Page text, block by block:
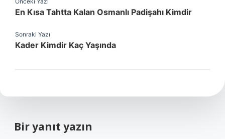
En Kısa Tahtta Kalan Osmanlı Padişahı Kimdir
Sonraki Yazı
Kader Kimdir Kaç Yaşında
Bir yanıt yazın